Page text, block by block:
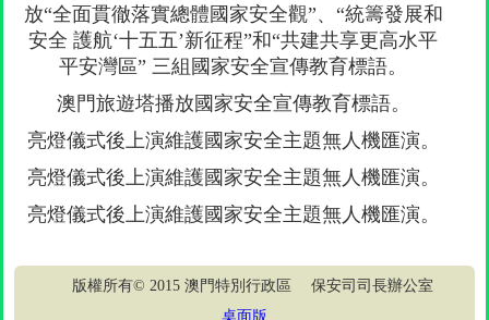
放“全面貫徹落實總體國家安全觀”、“統籌發展和
安全 護航‘十五五’新征程”和“共建共享更高水平
平安灣區” 三組國家安全宣傳教育標語。
澳門旅遊塔播放國家安全宣傳教育標語。
亮燈儀式後上演維護國家安全主題無人機匯演。
亮燈儀式後上演維護國家安全主題無人機匯演。
亮燈儀式後上演維護國家安全主題無人機匯演。
版權所有© 2015 澳門特別行政區 保安司司長辦公室
桌面版